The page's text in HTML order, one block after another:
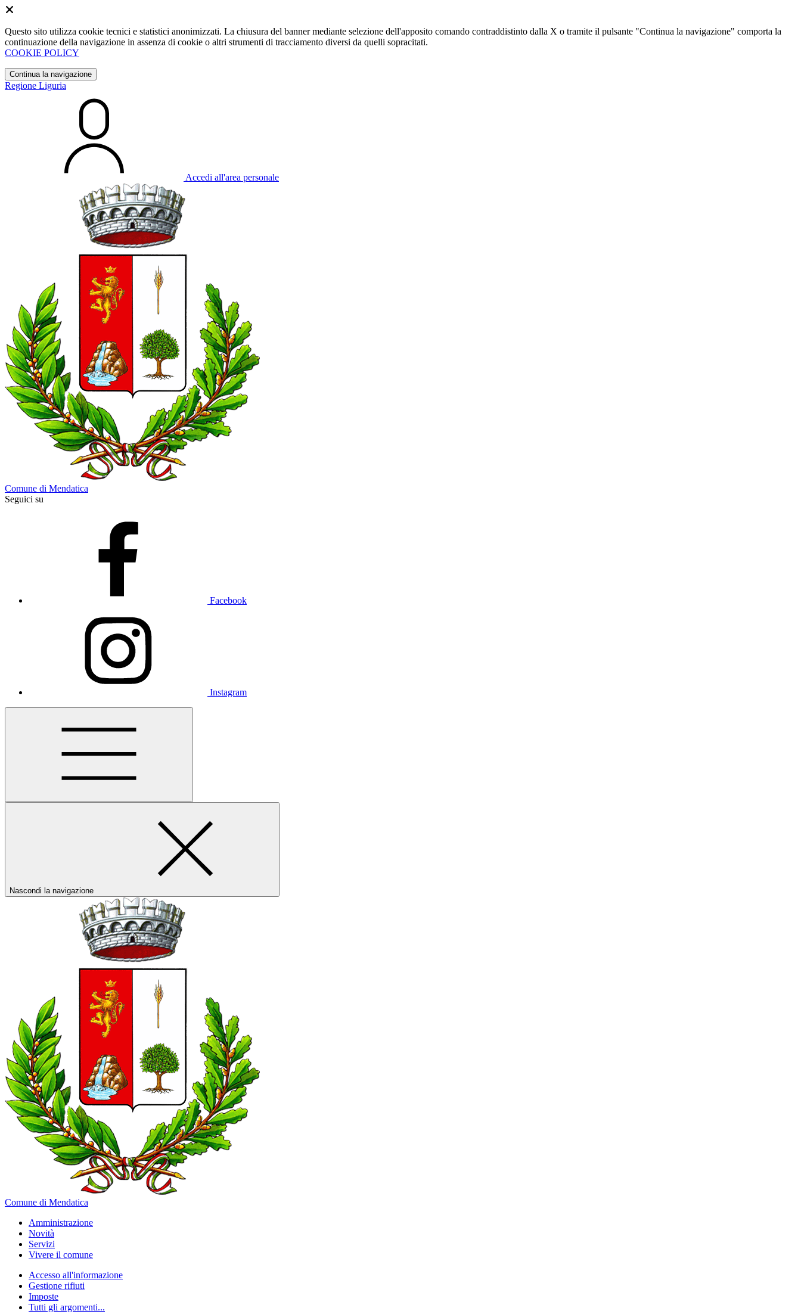
Questo sito utilizza cookie tecnici e statistici anonimizzati. La chiusura del banner mediante selezione dell'apposito comando contraddistinto dalla X o tramite il pulsante "Continua la navigazione" comporta la
continuazione della navigazione in assenza di cookie o altri strumenti di tracciamento diversi da quelli sopracitati.
COOKIE POLICY
Continua la navigazione
Regione Liguria
Accedi all'area personale
Comune di Mendatica
Seguici su
Facebook
Instagram
Nascondi la navigazione
Comune di Mendatica
Amministrazione
Novità
Servizi
Vivere il comune
Accesso all'informazione
Gestione rifiuti
Imposte
Tutti gli argomenti...